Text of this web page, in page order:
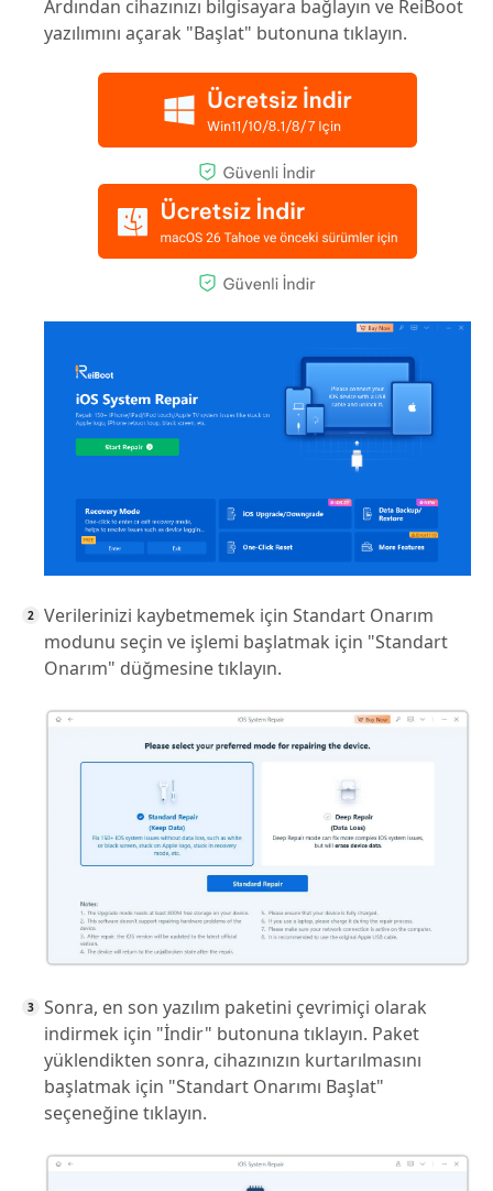
Ardından cihazınızı bilgisayara bağlayın ve ReiBoot
yazılımını açarak "Başlat" butonuna tıklayın.
Verilerinizi kaybetmemek için Standart Onarım
modunu seçin ve işlemi başlatmak için "Standart
Onarım" düğmesine tıklayın.
Sonra, en son yazılım paketini çevrimiçi olarak
indirmek için "İndir" butonuna tıklayın. Paket
yüklendikten sonra, cihazınızın kurtarılmasını
başlatmak için "Standart Onarımı Başlat"
seçeneğine tıklayın.